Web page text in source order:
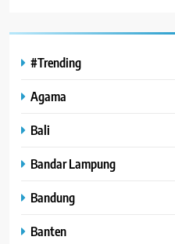
#Trending
Agama
Bali
Bandar Lampung
Bandung
Banten